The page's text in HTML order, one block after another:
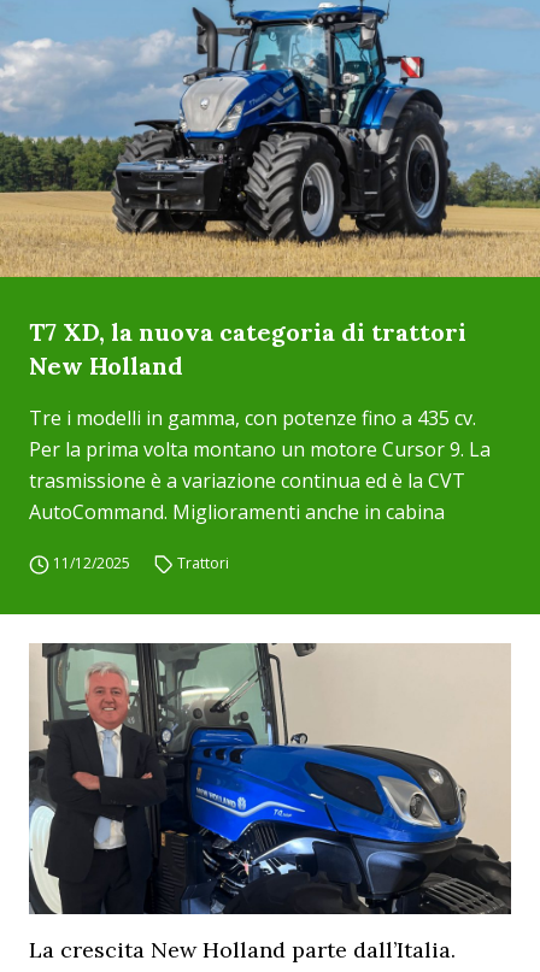
T7 XD, la nuova categoria di trattori
New Holland
Tre i modelli in gamma, con potenze fino a 435 cv.
Per la prima volta montano un motore Cursor 9. La
trasmissione è a variazione continua ed è la CVT
AutoCommand. Miglioramenti anche in cabina
11/12/2025 Trattori
La crescita New Holland parte dall’Italia.